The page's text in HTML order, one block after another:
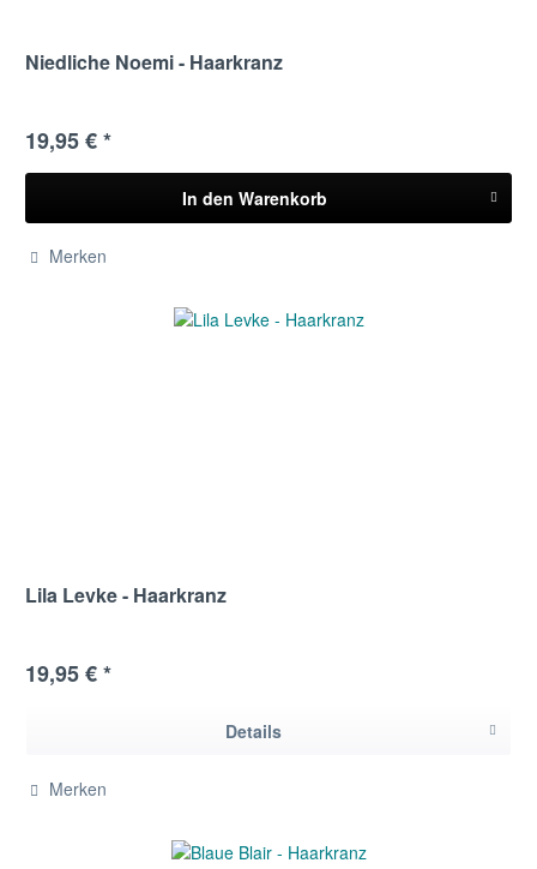
Niedliche Noemi - Haarkranz
19,95 € *
In den Warenkorb
Merken
Lila Levke - Haarkranz
19,95 € *
Details
Merken